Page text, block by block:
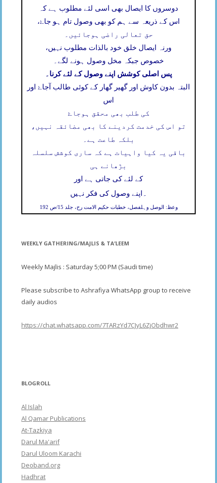
دوسروں کا ایصال بھی اسی لئے مطلوب ہے کہ
اس کے ذریعہ سے ہم کو بھی وصول تام ہو جاۓ،
حق تعالی راضی ہوجائیں۔
ورنہ ایصال خلق خود بالذات مطلوب نہیں،
خصوص جبکہ مخل وصول ہونے لگے۔
پس اصلی کوشش اپنے وصول کے لئے کرنا۔
البتہ بدون کاوش اور گھیر گھار کے کوئی طالب آجاۓ اور
اس
کی طلب بھی محقق ہوجاۓ
تو اس کی خدمت کردینے کا بھی مضائقہ نہیں،
بلکہ طاعت ہے۔
باقی یہ کیا واہیات ہے کہ ساری کوشش سلسلہ
بڑھانے ہی
کے لئے کی جاتی ہے اور
اپنے وصول کی فکر نہیں ۔
وعظ: الوصل وہلفصل، خطبات حکیم الامت رح، جلد 15/ص 192
WEEKLY GATHERING/MAJLIS & TA’LEEM
Weekly Majlis : Saturday 5;00 PM (Saudi time)
Please subscribe to Ashrafiya WhatsApp group to receive
daily audios
https://chat.whatsapp.com/7TARzYd7CJyL6ZjObdhwr2
BLOGROLL
Al Islah
Al Qamar Publications
At-Tazkiya
Darul Ma'arif
Darul Uloom Karachi
Deoband.org
Hadhrat